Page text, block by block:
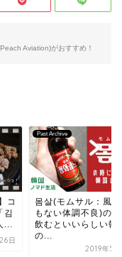
Aviation)がおすすめ！
Past Archive
英国出版社が発行し
「북한 그래픽디자
～Made in No...